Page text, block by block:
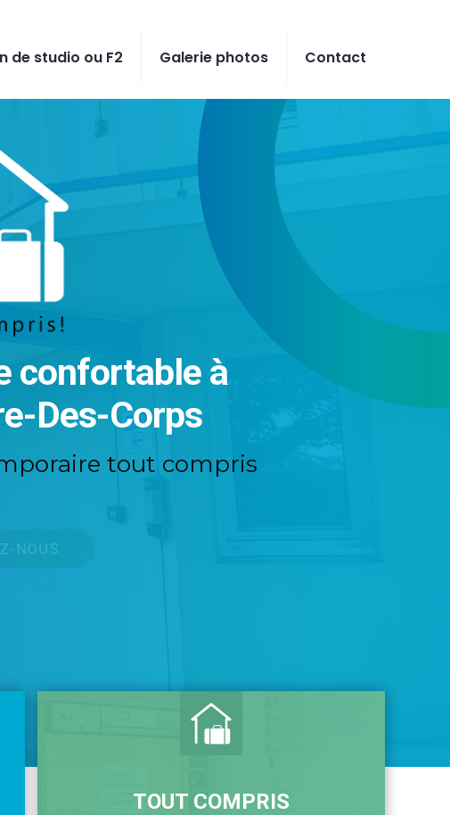
de studio ou F2 Galerie photos Contact
confortable à
Des-Corps
tout compris
TOUT COMPRIS